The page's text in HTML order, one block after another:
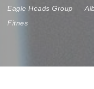
Eagle Heads Group
Fitnes